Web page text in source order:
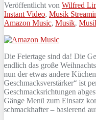
Veröffentlicht von Wilfred
Instant Video, Musik
Amazon Music, Musik,
Die Feiertage sind da! Die
endlich das große
nun der etwas andere
Geschmacksverstärker“ ist
Geschmacksrichtungen
Gänge Menü zum Einsatz
schmackhafter – basierend